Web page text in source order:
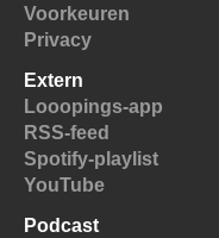
Voorkeuren
Privacy
Extern
Looopings-app
RSS-feed
Spotify-playlist
YouTube
Podcast